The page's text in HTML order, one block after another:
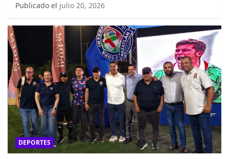
Publicado el julio 20, 2026
DEPORTES